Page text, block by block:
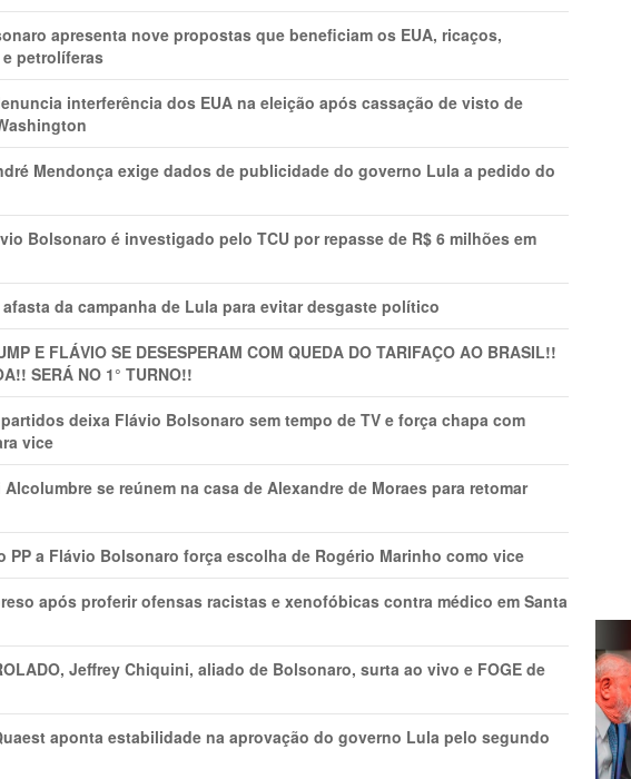
apresenta nove propostas que beneficiam os EUA, ricaços,
petrolíferas
interferência dos EUA na eleição após cassação de visto de
Mendonça exige dados de publicidade do governo Lula a pedido do
Bolsonaro é investigado pelo TCU por repasse de R$ 6 milhões em
afasta da campanha de Lula para evitar desgaste político
E FLÁVIO SE DESESPERAM COM QUEDA DO TARIFAÇO AO BRASIL!!
SERÁ NO 1° TURNO!!
deixa Flávio Bolsonaro sem tempo de TV e força chapa com
vice
Alcolumbre se reúnem na casa de Alexandre de Moraes para retomar
PP a Flávio Bolsonaro força escolha de Rogério Marinho como vice
após proferir ofensas racistas e xenofóbicas contra médico em Santa
Jeffrey Chiquini, aliado de Bolsonaro, surta ao vivo e FOGE de
aponta estabilidade na aprovação do governo Lula pelo segundo